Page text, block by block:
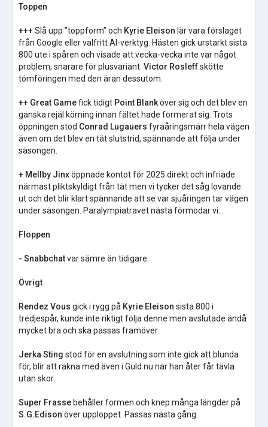
Toppen
+++ Slå upp ”toppform” och Kyrie Eleison lär vara förslaget
från Google eller valfritt AI-verktyg. Hästen gick urstarkt sista
800 ute i spåren och visade att vecka-vecka inte var något
problem, snarare för plusvariant. Victor Rosleffskötte
tömföringen med den äran dessutom.
++ Great Gamefick tidigt Point Blanköver sig och det blev en
ganska rejäl körning innan fältet hade formerat sig. Trots
öppningen stod Conrad Lugauers fyraåringsmärr hela vägen
även om det blev en tät slutstrid, spännande att följa under
säsongen.
+ Mellby Jinxöppnade kontot för 2025 direkt och infriade
närmast pliktskyldigt från tät men vi tycker det såg lovande
ut och det blir klart spännande att se var sjuåringen tar vägen
under säsongen. Paralympiatravet nästa förmodar vi…
Floppen
- Snabbchatvar sämre än tidigare.
Övrigt
Rendez Vous gick i rygg på Kyrie Eleison sista 800 i
tredjespår, kunde inte riktigt följa denne men avslutade ändå
mycket bra och ska passas framöver.
Jerka Sting stod för en avslutning som inte gick att blunda
för, blir att räkna med även i Guld nu när han åter får tävla
utan skor.
Super Frasse behåller formen och knep många längder på
S.G.Edison över upploppet. Passas nästa gång.